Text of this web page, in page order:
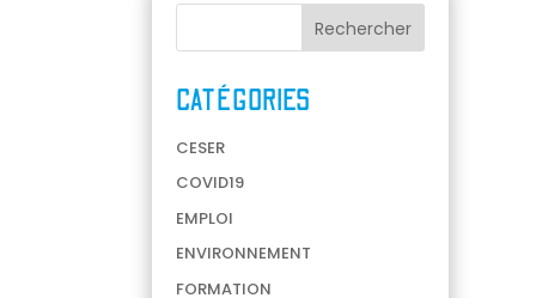
CATÉGORIES
CESER
COVID19
EMPLOI
ENVIRONNEMENT
FORMATION